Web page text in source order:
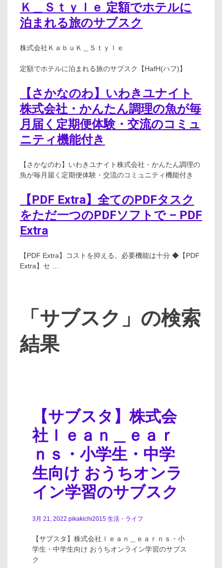
Ｋ＿Ｓｔｙｌｅ 定額でホテルに
泊まれる旅のサブスク
株式会社ＫａｂｕＫ＿Ｓｔｙｌｅ
定額でホテルに泊まれる旅のサブスク【HafH(ハフ)】
【さかなのわ】いわきユナイト
株式会社・かんたん調理の魚が毎
月届く定期便体験・交流のコミュ
ニティ機能付き
【さかなのわ】いわきユナイト株式会社・かんたん調理の
魚が毎月届く定期便体験・交流のコミュニティ機能付き
【PDF Extra】全てのPDFタスク
をただ一つのPDFソフトで – PDF
Extra
【PDF Extra】コストを抑える。必要機能は十分 ◆【PDF
Extra】セ …
「サブスク」の検索
結果
【サブスタ】株式会
社ｌｅａｎ＿ｅａｒ
ｎｓ・小学生・中学
生向け おうちオンラ
イン学習のサブスク
3月 21, 2022 pikakichi2015 生活・ライフ
【サブスタ】株式会社ｌｅａｎ＿ｅａｒｎｓ・小
学生・中学生向け おうちオンライン学習のサブス
ク